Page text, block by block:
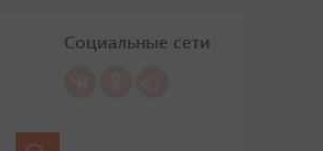
Социальные сети